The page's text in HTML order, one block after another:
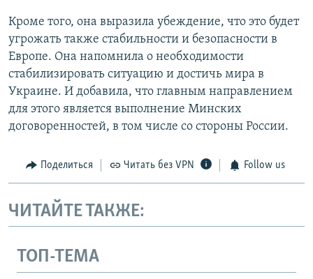
Кроме того, она выразила убеждение, что это будет
угрожать также стабильности и безопасности в
Европе. Она напомнила о необходимости
стабилизировать ситуацию и достичь мира в
Украине. И добавила, что главным направлением
для этого является выполнение Минских
договоренностей, в том числе со стороны России.
Поделиться Читать без VPN Follow us
ЧИТАЙТЕ ТАКЖЕ:
ТОП-ТЕМА